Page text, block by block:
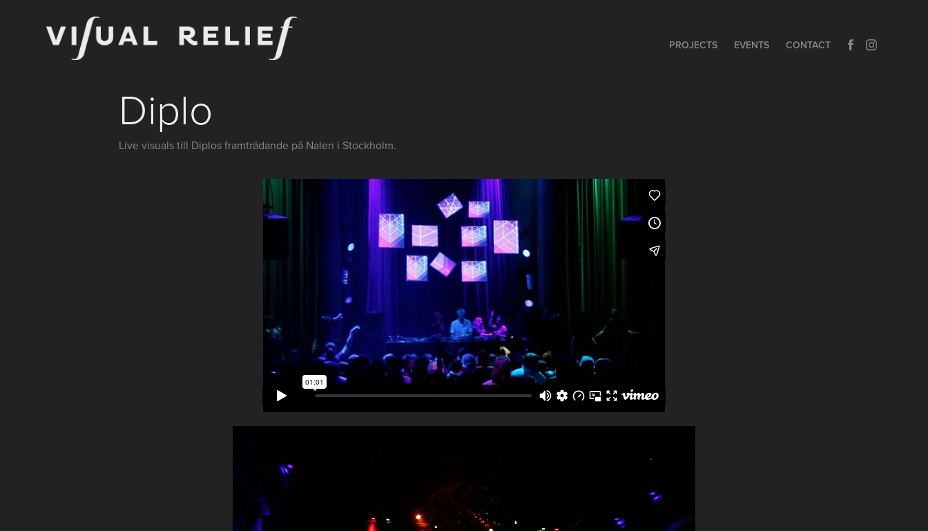
PROJECTS EVENTS CONTACT
Diplo
Live visuals till Diplos framträdande på Nalen i Stockholm.